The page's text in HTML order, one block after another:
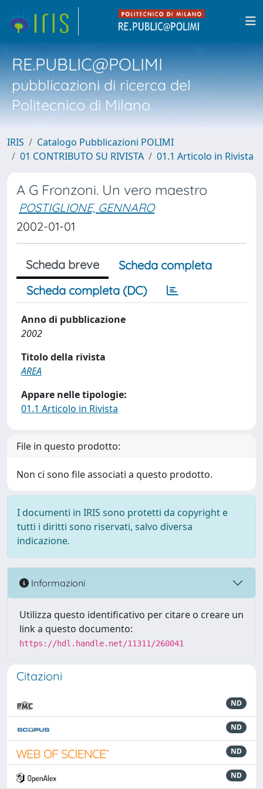
RE.PUBLIC@POLIMI
pubblicazioni di ricerca del
Politecnico di Milano
IRIS
Catalogo Pubblicazioni POLIMI
01 CONTRIBUTO SU RIVISTA
01.1 Articolo in Rivista
A G Fronzoni. Un vero maestro
POSTIGLIONE, GENNARO
2002-01-01
Scheda breve
Scheda completa
Scheda completa (DC)
Anno di pubblicazione
2002
Titolo della rivista
AREA
Appare nelle tipologie:
01.1 Articolo in Rivista
File in questo prodotto:
Non ci sono file associati a questo prodotto.
I documenti in IRIS sono protetti da copyright e
tutti i diritti sono riservati, salvo diversa
indicazione.
Informazioni
Utilizza questo identificativo per citare o creare un
link a questo documento:
https://hdl.handle.net/11311/260041
Citazioni
ND
ND
ND
ND